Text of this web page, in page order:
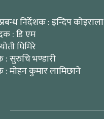
निर्देशक : इन्दिप कोइराला
: डि एम
घिमिरे
सुरुचि भण्डारी
मोहन कुमार लामिछाने